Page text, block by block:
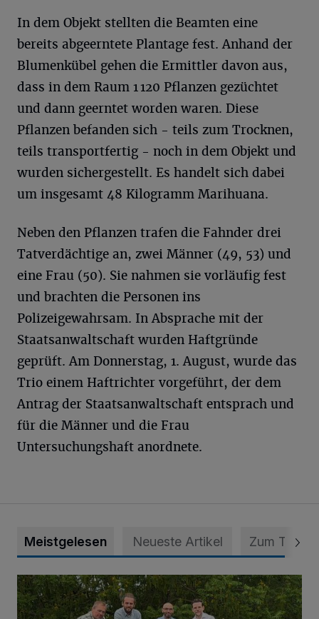
In dem Objekt stellten die Beamten eine
bereits abgeerntete Plantage fest. Anhand der
Blumenkübel gehen die Ermittler davon aus,
dass in dem Raum 1 120 Pflanzen gezüchtet
und dann geerntet worden waren. Diese
Pflanzen befanden sich - teils zum Trocknen,
teils transportfertig - noch in dem Objekt und
wurden sichergestellt. Es handelt sich dabei
um insgesamt 48 Kilogramm Marihuana.
Neben den Pflanzen trafen die Fahnder drei
Tatverdächtige an, zwei Männer (49, 53) und
eine Frau (50). Sie nahmen sie vorläufig fest
und brachten die Personen ins
Polizeigewahrsam. In Absprache mit der
Staatsanwaltschaft wurden Haftgründe
geprüft. Am Donnerstag, 1. August, wurde das
Trio einem Haftrichter vorgeführt, der dem
Antrag der Staatsanwaltschaft entsprach und
für die Männer und die Frau
Untersuchungshaft anordnete.
Meistgelesen Neueste Artikel Zum Thema
Nächster Schritt zu mehr Selbstversorgung